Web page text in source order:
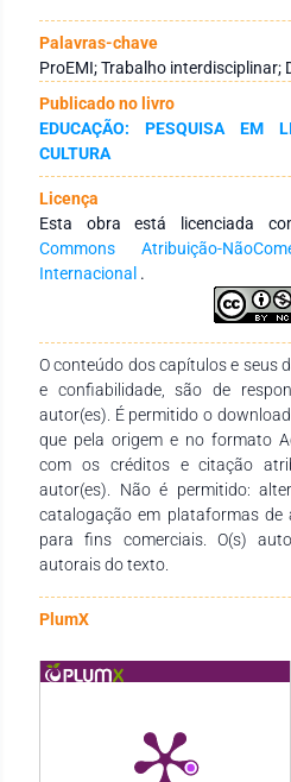
tempo em que
conhecimento ao tema
planejamentos dos professores,
projeto, onde as turmas
de teatros, danças, poesias,
textuais. Neste contexto,
diversidade étnico-cultural de
tem papel fundamental no
discriminação, contribuindo
de valores essenciais à formação
Palavras-chave
ProEMI; Trabalho interdisciplinar;
Publicado no livro
EDUCAÇÃO: PESQUISA EM
CULTURA
Licença
Esta obra está licenciada
Commons Atribuição-
Internacional .
O conteúdo dos capítulos e seus
e confiabilidade, são de
autor(es). É permitido o
que pela origem e no formato
com os créditos e citação
autor(es). Não é permitido:
catalogação em plataformas de
para fins comerciais. O(s)
autorais do texto.
PlumX